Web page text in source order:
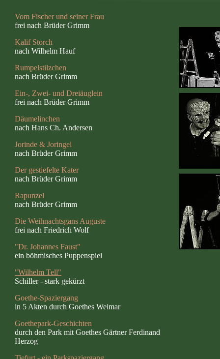
Vom Fischer und seiner Frau
frei nach Brüder Grimm
Kalif Storch
nach Wilhelm Hauf
Rumpelstilzchen
nach Brüder Grimm
Ein-, Zwei- und Dreiäuglein
frei nach Brüder Grimm
Däumelinchen
nach Hans Ch. Andersen
Jorinde & Joringel
nach Brüder Grimm
Der gestiefelte Kater
nach Brüder Grimm
Rapunzel
nach Brüder Grimm
Die Weihnachtsgans Auguste
frei nach Friedrich Wolf
"Dr. Johannes Faust"
ein böhmisches Puppenspiel
"Wilhelm Tell"
Schiller - stark gekürzt
Goethe-Spaziergang
in 5 Akten durch Goethes Weimar
Goethepark-Geschichten
durch den Park mit Goethes Gärtner Ferdinand
Herzog